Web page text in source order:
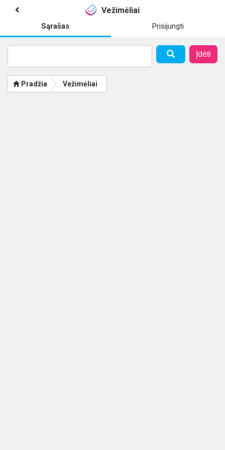
Vežimėliai
Sąrašas Prisijungti
Įdėti
Pradžia Vežimėliai